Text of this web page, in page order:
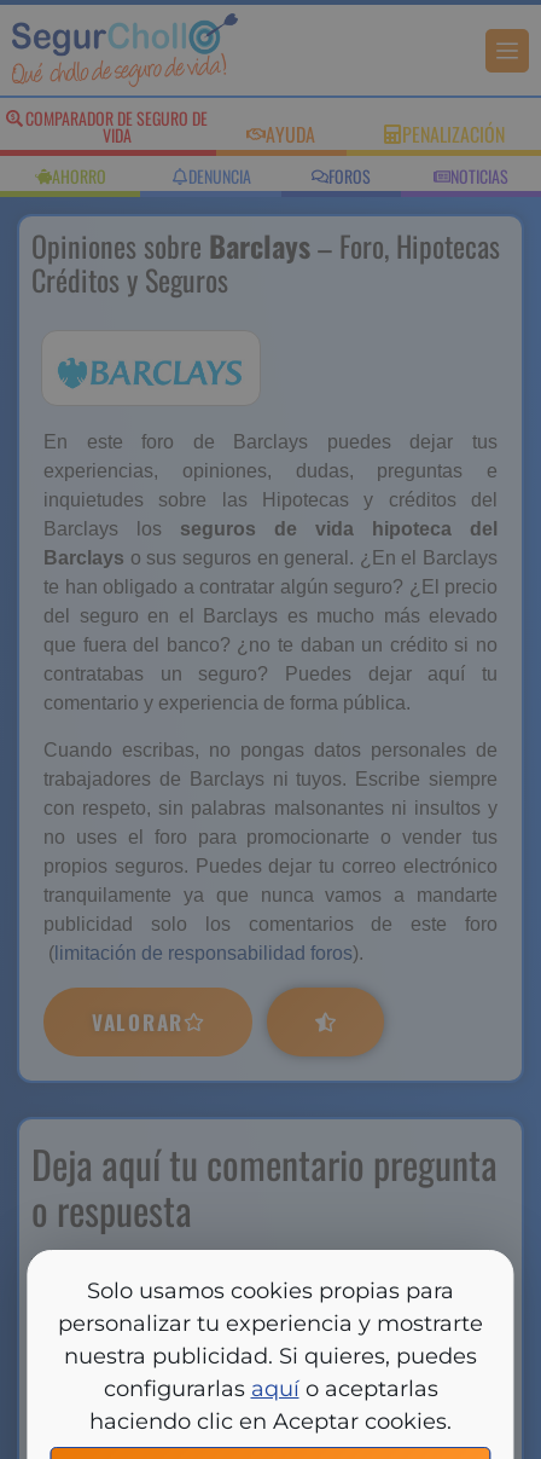
Solo usamos cookies propias para
personalizar tu experiencia y mostrarte
nuestra publicidad. Si quieres, puedes
configurarlas aquío aceptarlas
haciendo clic en Aceptar cookies.
COMPARADOR DE SEGURO DE
VIDA AYUDA PENALIZACIÓN
AHORRO DENUNCIA FOROS NOTICIAS
Opiniones sobre Barclays– Foro, Hipotecas
Créditos y Seguros
En este foro de Barclays puedes dejar tus
experiencias, opiniones, dudas, preguntas e
inquietudes sobre las Hipotecas y créditos del
Barclays los seguros de vida hipoteca del
Barclays o sus seguros en general. ¿En el Barclays
te han obligado a contratar algún seguro? ¿El precio
del seguro en el Barclays es mucho más elevado
que fuera del banco? ¿no te daban un crédito si no
contratabas un seguro? Puedes dejar aquí tu
comentario y experiencia de forma pública.
Cuando escribas, no pongas datos personales de
trabajadores de Barclays ni tuyos. Escribe siempre
con respeto, sin palabras malsonantes ni insultos y
no uses el foro para promocionarte o vender tus
propios seguros. Puedes dejar tu correo electrónico
tranquilamente ya que nunca vamos a mandarte
publicidad solo los comentarios de este foro
( limitación de responsabilidad foros).
VALORAR
Deja aquí tu comentario pregunta
o respuesta
Tu dirección de correo electrónico no será
publicada. Los campos obligatorios están
marcados con *
Comentario